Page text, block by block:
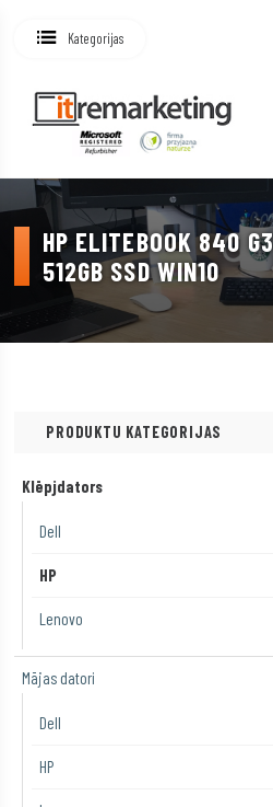
Kategorijas
HP ELITEBOOK 840
512GB SSD WIN10
PRODUKTU KATEGORIJAS
Klēpjdators
Dell
HP
Lenovo
Mājas datori
Dell
HP